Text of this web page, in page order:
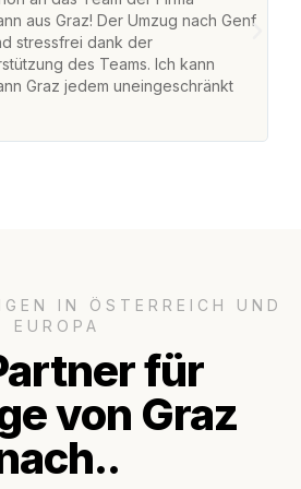
aus Graz! Der Umzug nach Genf
stressfrei dank der
des Teams. Ich kann
Graz jedem uneingeschränkt
IN ÖSTERREICH UND
EUROPA
für
von Graz